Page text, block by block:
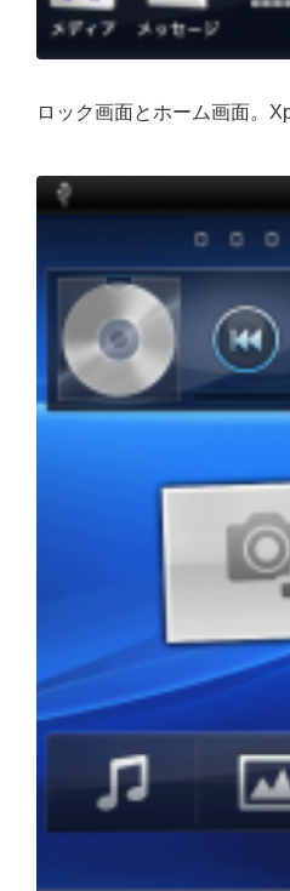
ロック画面とホーム画面。